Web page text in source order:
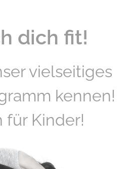
dich fit!
vielseitiges
kennen!
für Kinder!